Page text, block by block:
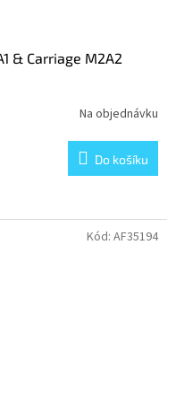
& Carriage M2A2
Na objednávku
Do košíku
Kód: AF35194